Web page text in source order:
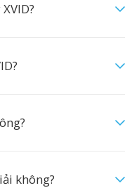
không?